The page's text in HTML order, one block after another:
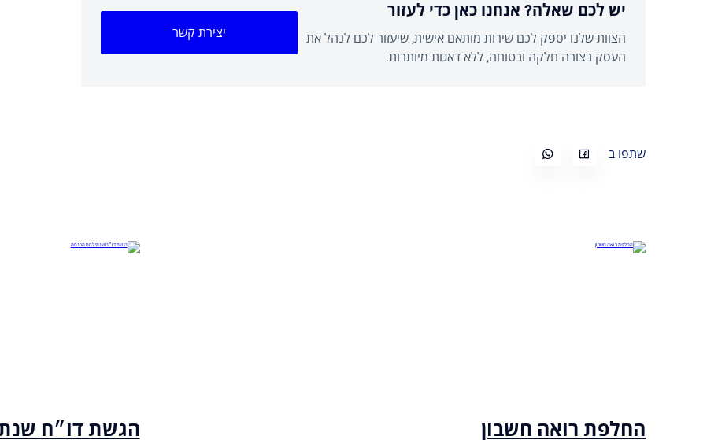
יש לכם שאלה? אנחנו כאן כדי לעזור
הצוות שלנו יספק לכם שירות מותאם אישית, שיעזור לכם לנהל את
העסק בצורה חלקה ובטוחה, ללא דאגות מיותרות.
יצירת קשר
שתפו ב
החלפת רואה חשבון הגשת דו״ח